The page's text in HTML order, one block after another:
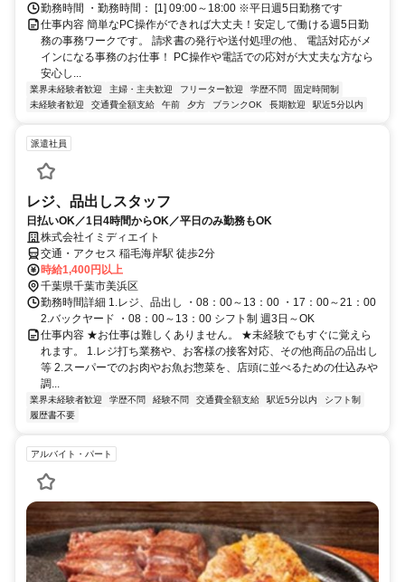
勤務時間 ・勤務時間： [1] 09:00～18:00 ※平日週5日勤務です
仕事内容 簡単なPC操作ができれば大丈夫！安定して働ける週5日勤
務の事務ワークです。 請求書の発行や送付処理の他、 電話対応がメ
インになる事務のお仕事！ PC操作や電話での応対が大丈夫な方なら
安心し...
業界未経験者歓迎 主婦・主夫歓迎 フリーター歓迎 学歴不問
固定時間制
未経験者歓迎
交通費全額支給 午前 夕方 ブランクOK 長期歓迎 駅近5分以内
派遣社員
レジ、品出しスタッフ
日払いOK／1日4時間からOK／平日のみ勤務もOK
株式会社イミディエイト
交通・アクセス 稲毛海岸駅 徒歩2分
時給1,400円以上
千葉県千葉市美浜区
勤務時間詳細 1.レジ、品出し ・08：00～13：00 ・17：00～21：00
2.バックヤード ・08：00～13：00 シフト制 週3日～OK
仕事内容 ★お仕事は難しくありません。 ★未経験でもすぐに覚えら
れます。 1.レジ打ち業務や、お客様の接客対応、その他商品の品出し
等 2.スーパーでのお肉やお魚お惣菜を、店頭に並べるための仕込みや
調...
業界未経験者歓迎 学歴不問 経験不問 交通費全額支給 駅近5分以内
シフト制
履歴書不要
アルバイト・パート